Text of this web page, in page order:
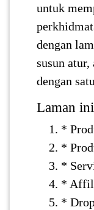
untuk
dengan
susun
dengan
Laman
*
*
*
*
*